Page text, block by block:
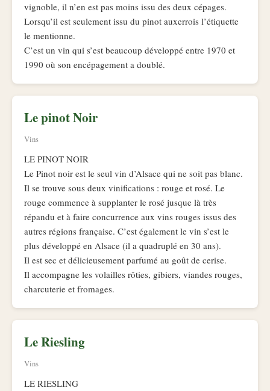
vignoble, il n’en est pas moins issu des deux cépages.
Lorsqu’il est seulement issu du pinot auxerrois l’étiquette
le mentionne.
C’est un vin qui s’est beaucoup développé entre 1970 et
1990 où son encépagement a doublé.
Le pinot Noir
Vins
LE PINOT NOIR
Le Pinot noir est le seul vin d’Alsace qui ne soit pas blanc.
Il se trouve sous deux vinifications : rouge et rosé. Le
rouge commence à supplanter le rosé jusque là très
répandu et à faire concurrence aux vins rouges issus des
autres régions française. C’est également le vin s’est le
plus développé en Alsace (il a quadruplé en 30 ans).
Il est sec et délicieusement parfumé au goût de cerise.
Il accompagne les volailles rôties, gibiers, viandes rouges,
charcuterie et fromages.
Le Riesling
Vins
LE RIESLING